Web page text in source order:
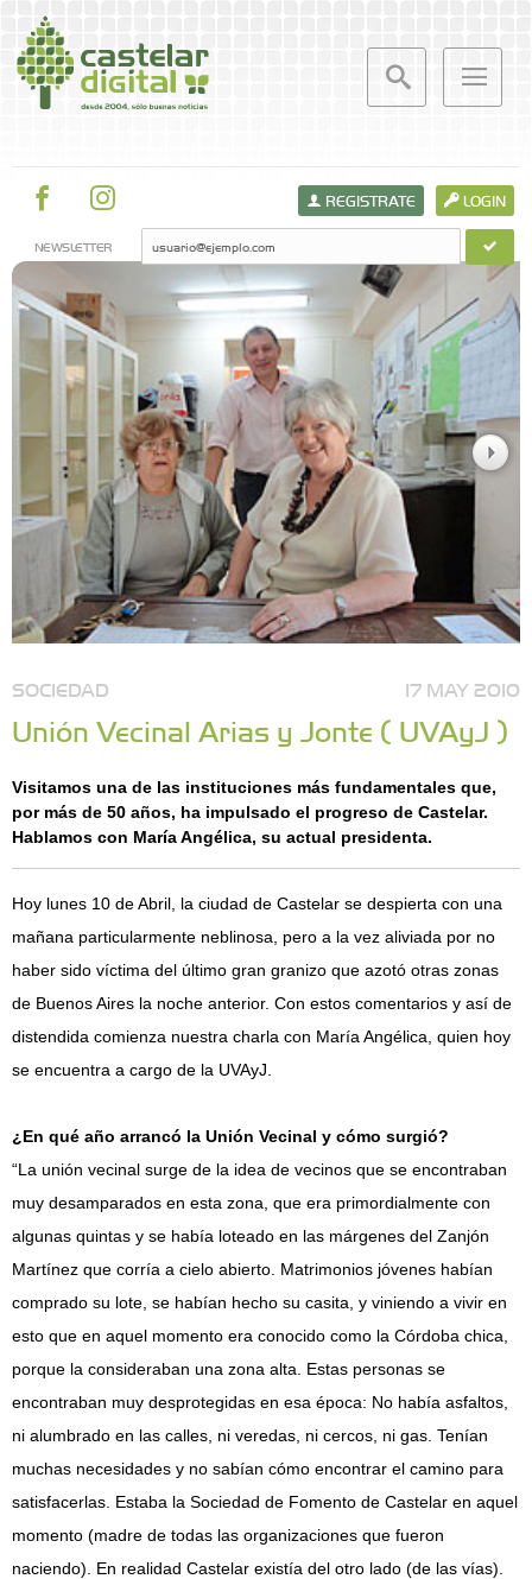
LOGIN
REGISTRATE
NEWSLETTER
SOCIEDAD 17 MAY 2010
Unión Vecinal Arias y Jonte ( UVAyJ )
Visitamos una de las instituciones más fundamentales que,
por más de 50 años, ha impulsado el progreso de Castelar.
Hablamos con María Angélica, su actual presidenta.
Hoy lunes 10 de Abril, la ciudad de Castelar se despierta con una
mañana particularmente neblinosa, pero a la vez aliviada por no
haber sido víctima del último gran granizo que azotó otras zonas
de Buenos Aires la noche anterior. Con estos comentarios y así de
distendida comienza nuestra charla con María Angélica, quien hoy
se encuentra a cargo de la UVAyJ.
¿En qué año arrancó la Unión Vecinal y cómo surgió?
“La unión vecinal surge de la idea de vecinos que se encontraban
muy desamparados en esta zona, que era primordialmente con
algunas quintas y se había loteado en las márgenes del Zanjón
Martínez que corría a cielo abierto. Matrimonios jóvenes habían
comprado su lote, se habían hecho su casita, y viniendo a vivir en
esto que en aquel momento era conocido como la Córdoba chica,
porque la consideraban una zona alta. Estas personas se
encontraban muy desprotegidas en esa época: No había asfaltos,
ni alumbrado en las calles, ni veredas, ni cercos, ni gas. Tenían
muchas necesidades y no sabían cómo encontrar el camino para
satisfacerlas. Estaba la Sociedad de Fomento de Castelar en aquel
momento (madre de todas las organizaciones que fueron
naciendo). En realidad Castelar existía del otro lado (de las vías).